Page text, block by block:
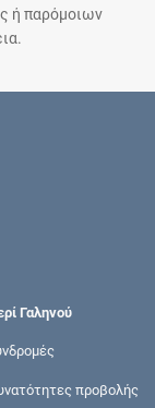
ή παρόμοιων
Γαληνού
προβολής